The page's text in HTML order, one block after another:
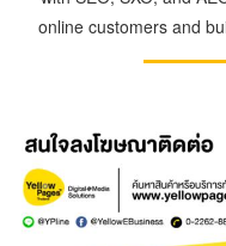
online customers and